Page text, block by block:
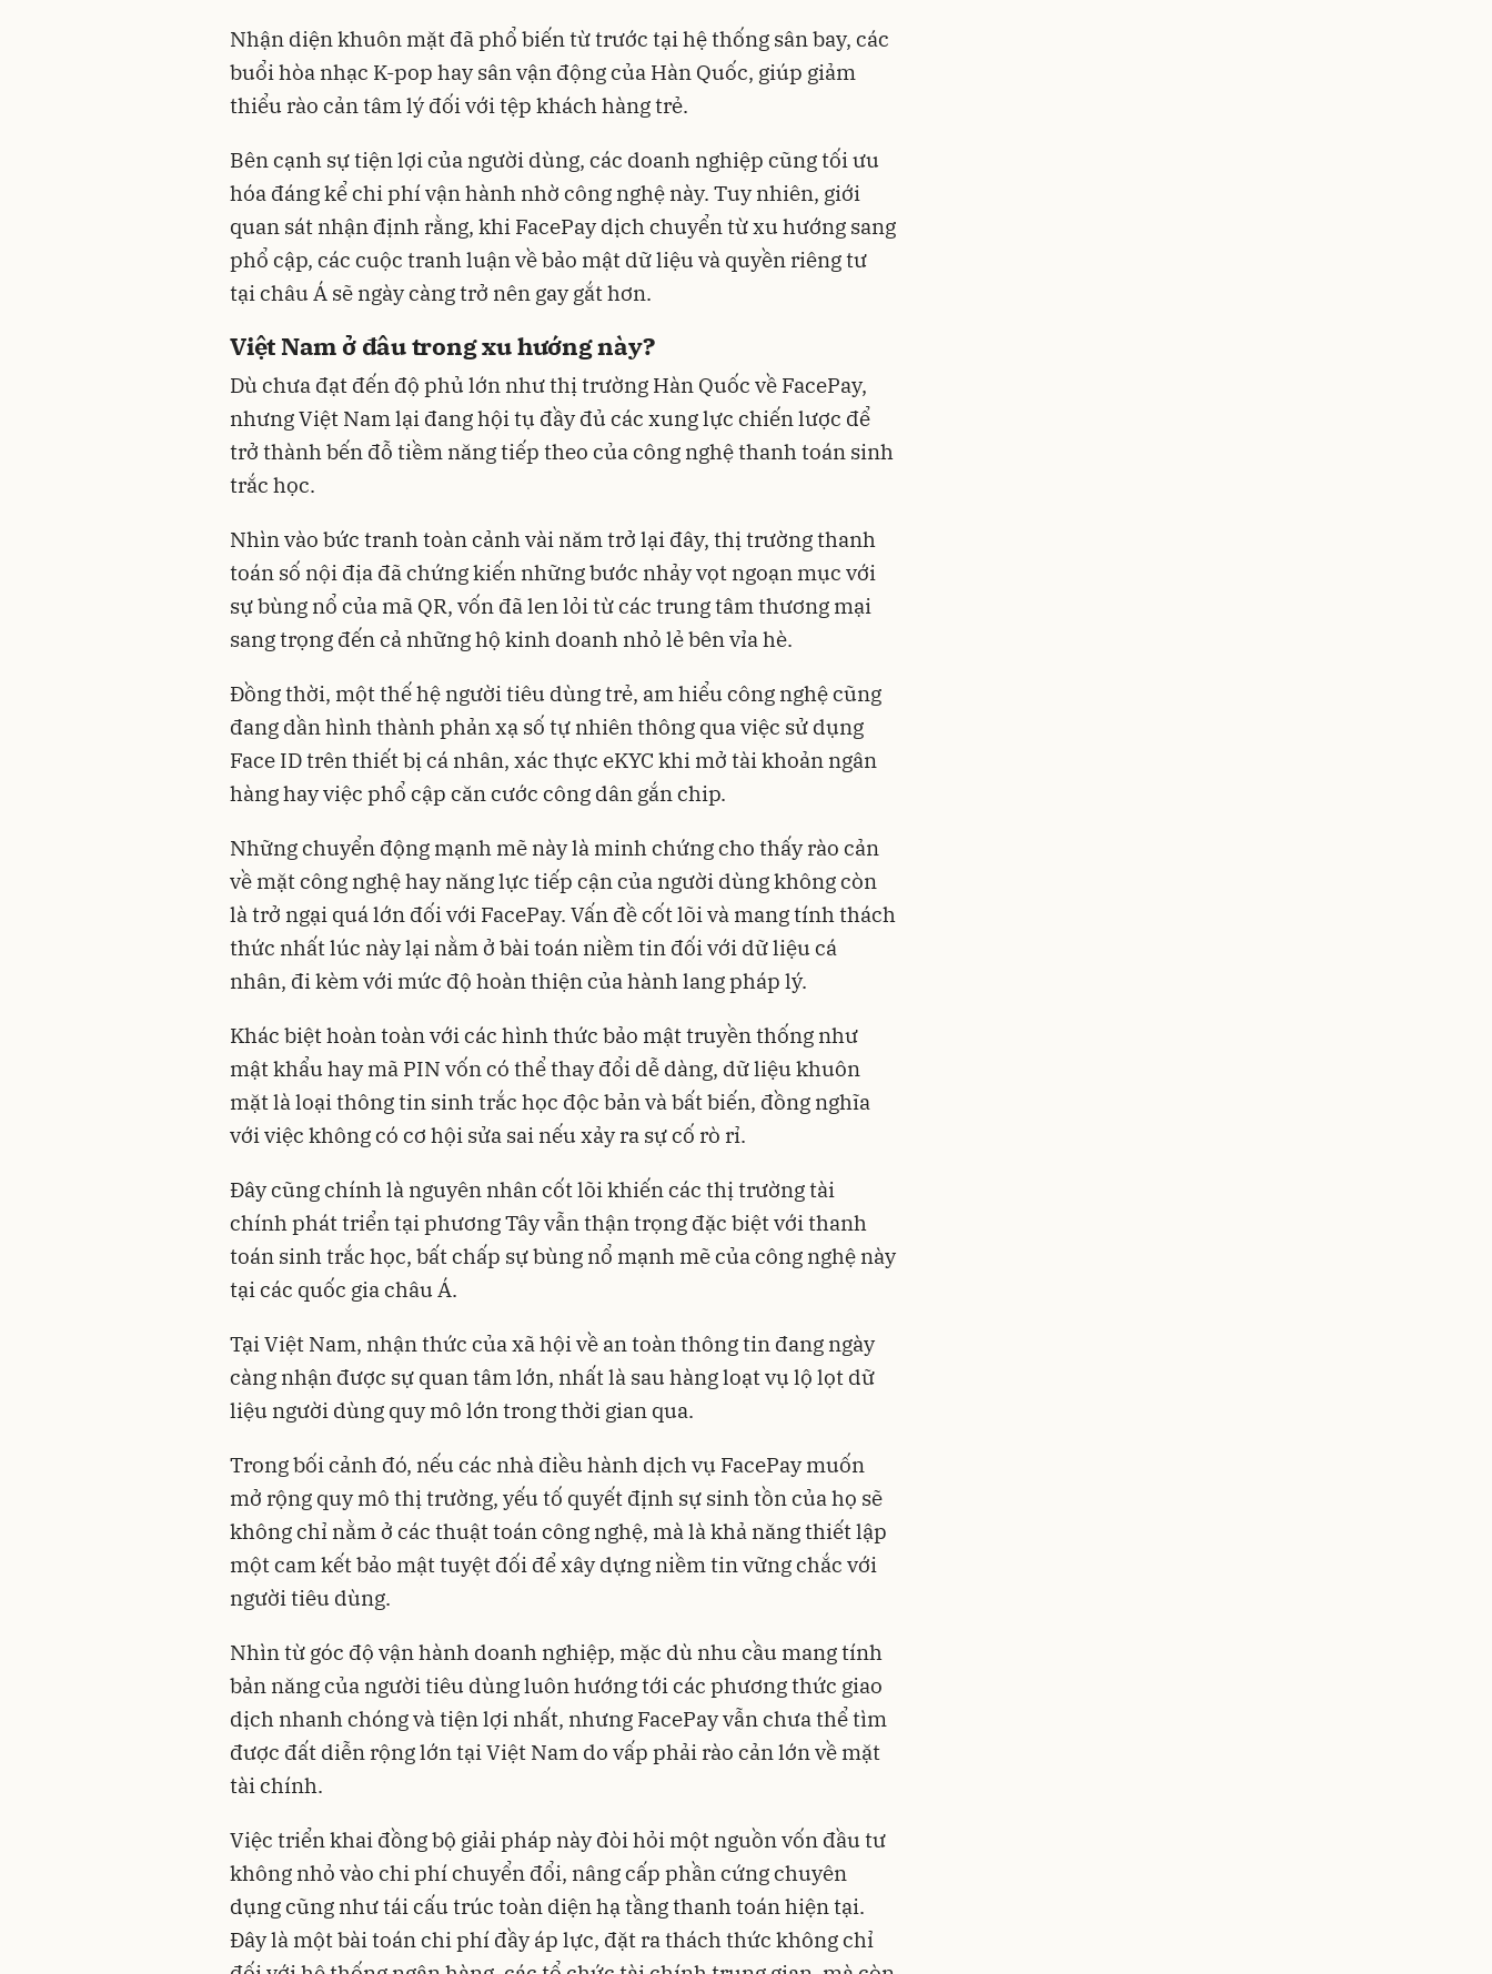
Nhận diện khuôn mặt đã phổ biến từ trước tại hệ thống sân bay, các
buổi hòa nhạc K-pop hay sân vận động của Hàn Quốc, giúp giảm
thiểu rào cản tâm lý đối với tệp khách hàng trẻ.
Bên cạnh sự tiện lợi của người dùng, các doanh nghiệp cũng tối ưu
hóa đáng kể chi phí vận hành nhờ công nghệ này. Tuy nhiên, giới
quan sát nhận định rằng, khi FacePay dịch chuyển từ xu hướng sang
phổ cập, các cuộc tranh luận về bảo mật dữ liệu và quyền riêng tư
tại châu Á sẽ ngày càng trở nên gay gắt hơn.
Việt Nam ở đâu trong xu hướng này?
Dù chưa đạt đến độ phủ lớn như thị trường Hàn Quốc về FacePay,
nhưng Việt Nam lại đang hội tụ đầy đủ các xung lực chiến lược để
trở thành bến đỗ tiềm năng tiếp theo của công nghệ thanh toán sinh
trắc học.
Nhìn vào bức tranh toàn cảnh vài năm trở lại đây, thị trường thanh
toán số nội địa đã chứng kiến những bước nhảy vọt ngoạn mục với
sự bùng nổ của mã QR, vốn đã len lỏi từ các trung tâm thương mại
sang trọng đến cả những hộ kinh doanh nhỏ lẻ bên vỉa hè.
Đồng thời, một thế hệ người tiêu dùng trẻ, am hiểu công nghệ cũng
đang dần hình thành phản xạ số tự nhiên thông qua việc sử dụng
Face ID trên thiết bị cá nhân, xác thực eKYC khi mở tài khoản ngân
hàng hay việc phổ cập căn cước công dân gắn chip.
Những chuyển động mạnh mẽ này là minh chứng cho thấy rào cản
về mặt công nghệ hay năng lực tiếp cận của người dùng không còn
là trở ngại quá lớn đối với FacePay. Vấn đề cốt lõi và mang tính thách
thức nhất lúc này lại nằm ở bài toán niềm tin đối với dữ liệu cá
nhân, đi kèm với mức độ hoàn thiện của hành lang pháp lý.
Khác biệt hoàn toàn với các hình thức bảo mật truyền thống như
mật khẩu hay mã PIN vốn có thể thay đổi dễ dàng, dữ liệu khuôn
mặt là loại thông tin sinh trắc học độc bản và bất biến, đồng nghĩa
với việc không có cơ hội sửa sai nếu xảy ra sự cố rò rỉ.
Đây cũng chính là nguyên nhân cốt lõi khiến các thị trường tài
chính phát triển tại phương Tây vẫn thận trọng đặc biệt với thanh
toán sinh trắc học, bất chấp sự bùng nổ mạnh mẽ của công nghệ này
tại các quốc gia châu Á.
Tại Việt Nam, nhận thức của xã hội về an toàn thông tin đang ngày
càng nhận được sự quan tâm lớn, nhất là sau hàng loạt vụ lộ lọt dữ
liệu người dùng quy mô lớn trong thời gian qua.
Trong bối cảnh đó, nếu các nhà điều hành dịch vụ FacePay muốn
mở rộng quy mô thị trường, yếu tố quyết định sự sinh tồn của họ sẽ
không chỉ nằm ở các thuật toán công nghệ, mà là khả năng thiết lập
một cam kết bảo mật tuyệt đối để xây dựng niềm tin vững chắc với
người tiêu dùng.
Nhìn từ góc độ vận hành doanh nghiệp, mặc dù nhu cầu mang tính
bản năng của người tiêu dùng luôn hướng tới các phương thức giao
dịch nhanh chóng và tiện lợi nhất, nhưng FacePay vẫn chưa thể tìm
được đất diễn rộng lớn tại Việt Nam do vấp phải rào cản lớn về mặt
tài chính.
Việc triển khai đồng bộ giải pháp này đòi hỏi một nguồn vốn đầu tư
không nhỏ vào chi phí chuyển đổi, nâng cấp phần cứng chuyên
dụng cũng như tái cấu trúc toàn diện hạ tầng thanh toán hiện tại.
Đây là một bài toán chi phí đầy áp lực, đặt ra thách thức không chỉ